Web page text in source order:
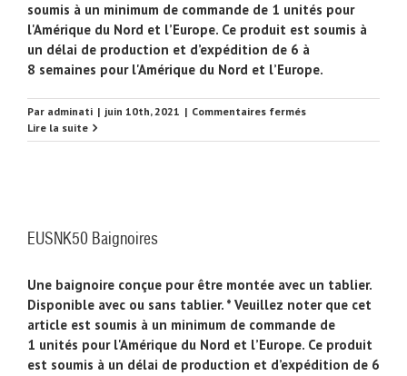
soumis à un minimum de commande de 1 unités pour
l'Amérique du Nord et l’Europe. Ce produit est soumis à
un délai de production et d’expédition de 6 à
8 semaines pour l'Amérique du Nord et l’Europe.
Par adminati | juin 10th, 2021 | Commentaires ferméssur
Baignoires
Lire la suite
EUSNK50 Baignoires
Une baignoire conçue pour être montée avec un tablier.
Disponible avec ou sans tablier. * Veuillez noter que cet
article est soumis à un minimum de commande de
1 unités pour l'Amérique du Nord et l’Europe. Ce produit
est soumis à un délai de production et d’expédition de 6